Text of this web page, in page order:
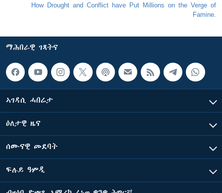
How Drought and Conflict have Put Millions on the Verge of
Famine.
ማሕበራዊ ገጻትና
ኣገዳሲ ሓበሬታ
ዕለታዊ ዜና
ሰሙናዊ መደባት
ፍሉይ ዓምዲ